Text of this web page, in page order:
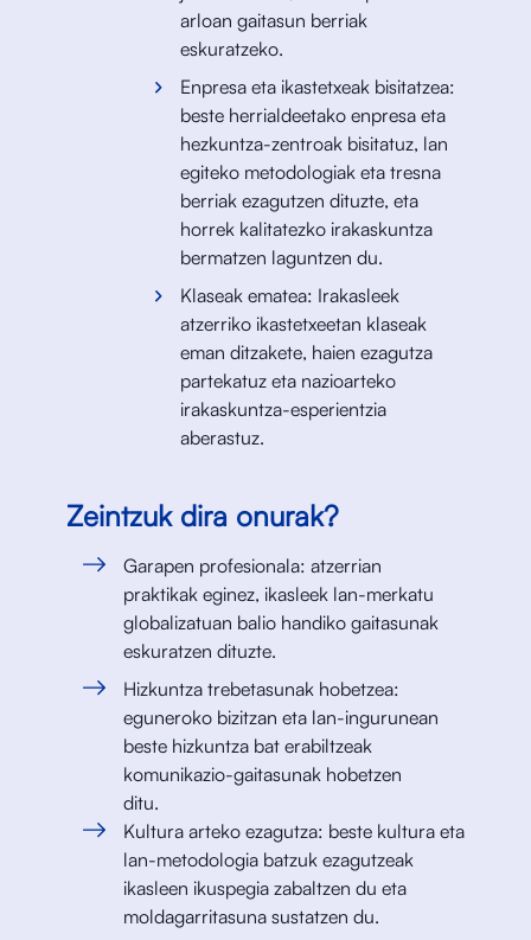
arloan gaitasun berriak
eskuratzeko.
Enpresa eta ikastetxeak bisitatzea:
beste herrialdeetako enpresa eta
hezkuntza-zentroak bisitatuz, lan
egiteko metodologiak eta tresna
berriak ezagutzen dituzte, eta
horrek kalitatezko irakaskuntza
bermatzen laguntzen du.
Klaseak ematea: Irakasleek
atzerriko ikastetxeetan klaseak
eman ditzakete, haien ezagutza
partekatuz eta nazioarteko
irakaskuntza-esperientzia
aberastuz.
Zeintzuk dira onurak?
Garapen profesionala: atzerrian
praktikak eginez, ikasleek lan-merkatu
globalizatuan balio handiko gaitasunak
eskuratzen dituzte.
Hizkuntza trebetasunak hobetzea:
eguneroko bizitzan eta lan-ingurunean
beste hizkuntza bat erabiltzeak
komunikazio-gaitasunak hobetzen
ditu.
Kultura arteko ezagutza: beste kultura eta
lan-metodologia batzuk ezagutzeak
ikasleen ikuspegia zabaltzen du eta
moldagarritasuna sustatzen du.